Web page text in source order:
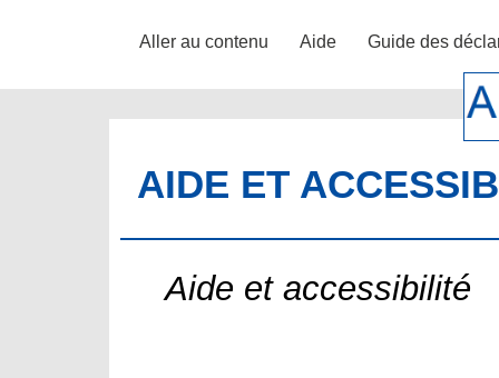
Aller au contenu Aide Guide des
AIDE ET
Aide et accessibilité